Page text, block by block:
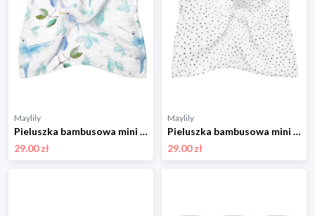
Maylily
Pieluszka bambusowa mini 25x25 - Niebiańskie ptaszki
29.00 zł
Maylily
Pieluszka bambusowa mini 25x25 - Kamyczki beż
29.00 zł